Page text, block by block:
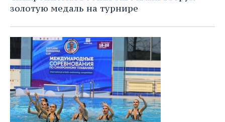
золотую медаль на турнире